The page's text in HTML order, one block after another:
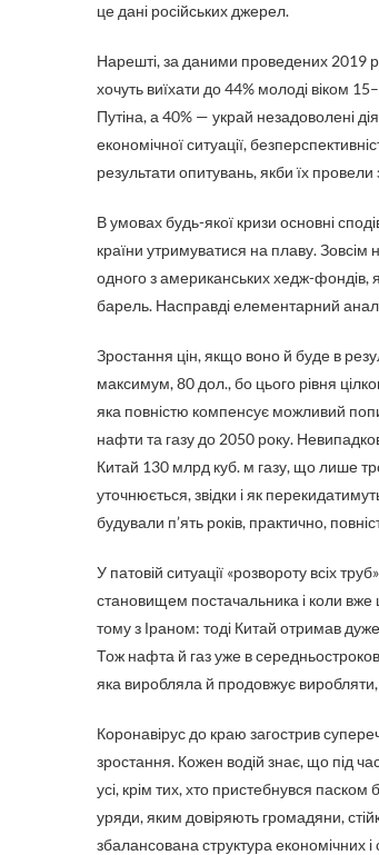
це дані російських джерел.
Нарешті, за даними проведених 2019
хочуть виїхати до 44% молоді віком
Путіна, а 40% — украй незадоволені
економічної ситуації,
результати опитувань, якби їх
В умовах будь-якої кризи основні
країни утримуватися на плаву. Зовсім
одного з американських хедж-фондів,
барель. Насправді елементарний
Зростання цін, якщо воно й буде в
максимум, 80 дол., бо цього рівня
яка повністю компенсує можливий
нафти та газу до 2050 року.
Китай 130 млрд куб. м газу, що лише
уточнюється, звідки і як
будували п’ять років, практично,
У патовій ситуації «розвороту всіх
становищем постачальника і коли вже
тому з Іраном: тоді Китай отримав
Тож нафта й газ уже в
яка виробляла й продовжує
Коронавірус до краю загострив
зростання. Кожен водій знає, що під
усі, крім тих, хто пристебнувся паском
уряди, яким довіряють громадяни,
збалансована структура економічних і